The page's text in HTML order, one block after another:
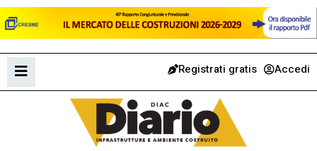
Registrati gratis Accedi